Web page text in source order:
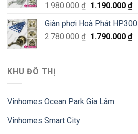
1.980.000₫ 1.190.000 ₫
Giàn phơi Hoà Phát
2.780.000₫ 1.790.000 ₫
KHU ĐÔ THỊ
Vinhomes Ocean Park Gia Lâm
Vinhomes Smart City